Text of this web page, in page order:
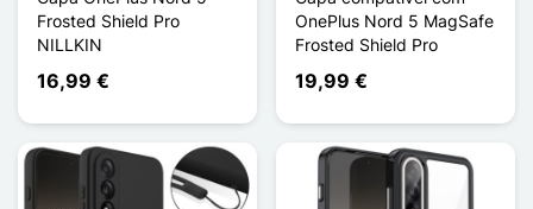
Frosted Shield Pro
NILLKIN
16,99 €
OnePlus Nord 5 MagSafe
Frosted Shield Pro
19,99 €